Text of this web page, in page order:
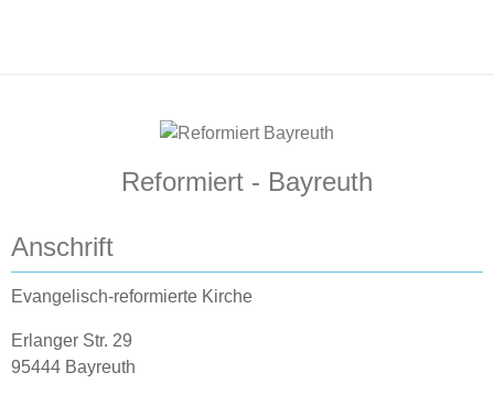
Reformiert - Bayreuth
Anschrift
Evangelisch-reformierte Kirche
Erlanger Str. 29
95444 Bayreuth